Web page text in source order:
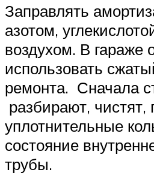
Заправлять
азотом,
воздухом. В гараже
использовать
ремонта. Сначала
разбирают, чистят,
уплотнительные
состояние
трубы.